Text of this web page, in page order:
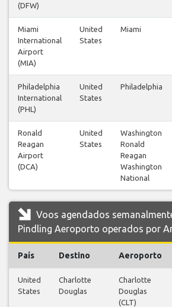
(DFW)
Miami
International
Airport
(MIA)
United
States
Miami
Philadelphia
International
(PHL)
United
States
Philadelphia
Ronald
Reagan
Airport
(DCA)
United
States
Washington
Ronald
Reagan
Washington
National
Voos agendados
Pindling Aeroporto operados por
País Destino Aeroporto
United
States
Charlotte
Douglas
Charlotte
Douglas
(CLT)